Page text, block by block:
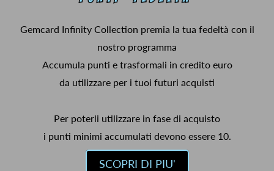
Gemcard Infinity Collection premia la tua fedeltà con il
nostro programma
Accumula punti e trasformali in credito euro
da utilizzare per i tuoi futuri acquisti
Per poterli utilizzare in fase di acquisto
i punti minimi accumulati devono essere 10.
SCOPRI DI PIU'